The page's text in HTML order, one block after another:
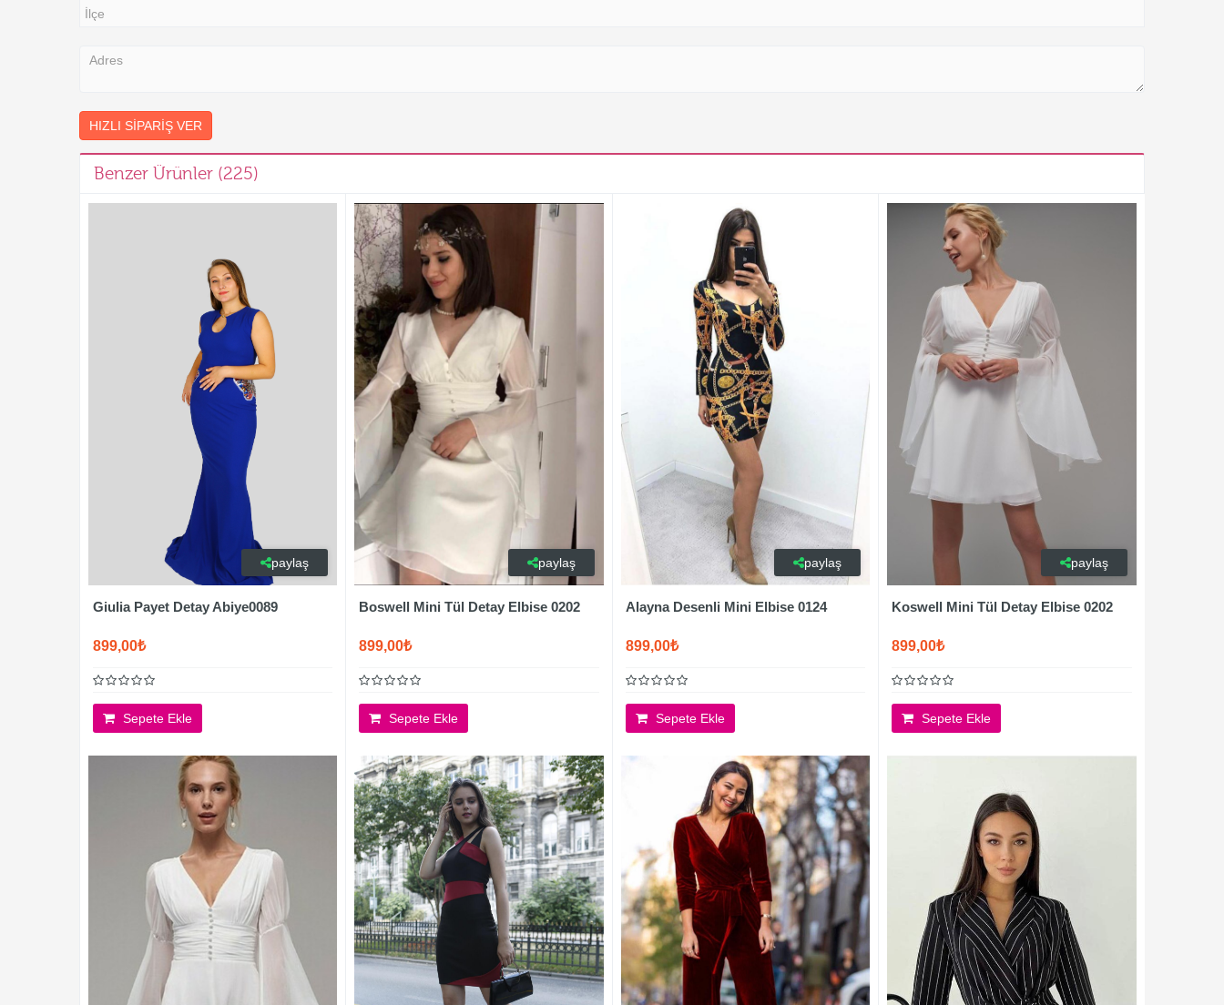
HIZLI SIPARIŞ VER
Benzer Ürünler (225)
paylaş
Giulia Payet Detay Abiye0089
899,00₺
Sepete Ekle
paylaş
Boswell Mini Tül Detay Elbise 0202
899,00₺
Sepete Ekle
paylaş
Alayna Desenli Mini Elbise 0124
899,00₺
Sepete Ekle
paylaş
Koswell Mini Tül Detay Elbise 0202
899,00₺
Sepete Ekle